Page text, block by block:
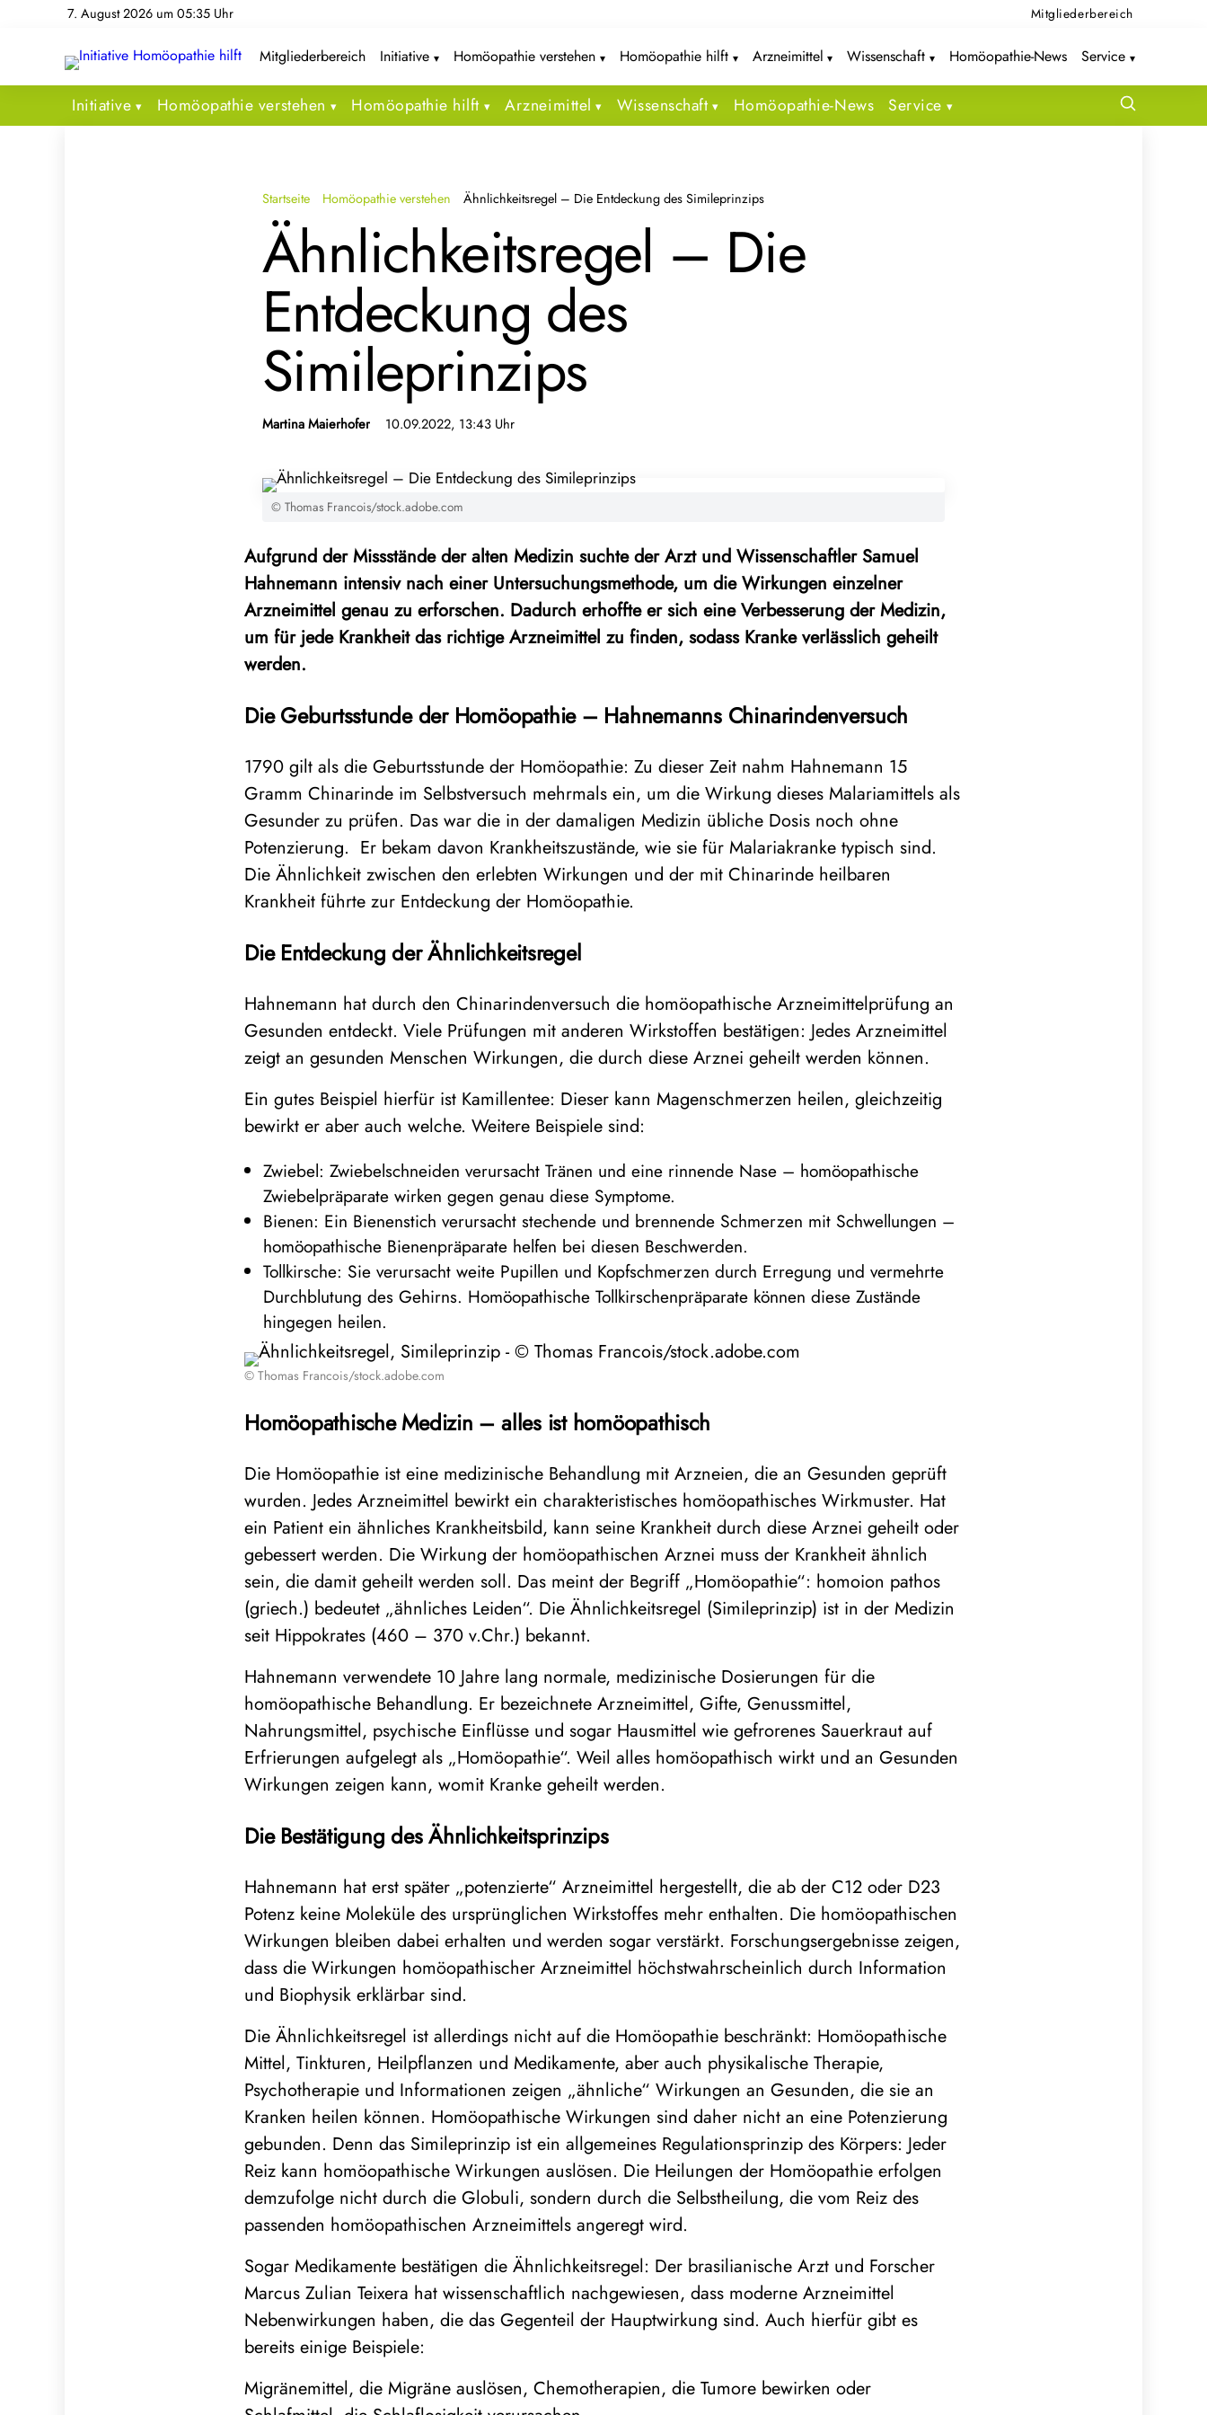
7. August 2026 um 05:35 Uhr Mitgliederbereich
Mitgliederbereich Initiative Homöopathie verstehen Homöopathie hilft Arzneimittel Wissenschaft Homöopathie-News Service
Initiative Homöopathie verstehen Homöopathie hilft Arzneimittel Wissenschaft Homöopathie-News Service
Startseite Homöopathie verstehen Ähnlichkeitsregel – Die Entdeckung des Simileprinzips
Ähnlichkeitsregel – Die
Entdeckung des
Simileprinzips
Martina Maierhofer 10.09.2022, 13:43 Uhr
© Thomas Francois/stock.adobe.com
Aufgrund der Missstände der alten Medizin suchte der Arzt und Wissenschaftler Samuel
Hahnemann intensiv nach einer Untersuchungsmethode, um die Wirkungen einzelner
Arzneimittel genau zu erforschen. Dadurch erhoffte er sich eine Verbesserung der Medizin,
um für jede Krankheit das richtige Arzneimittel zu finden, sodass Kranke verlässlich geheilt
werden.
Die Geburtsstunde der Homöopathie – Hahnemanns Chinarindenversuch
1790 gilt als die Geburtsstunde der Homöopathie: Zu dieser Zeit nahm Hahnemann 15
Gramm Chinarinde im Selbstversuch mehrmals ein, um die Wirkung dieses Malariamittels als
Gesunder zu prüfen. Das war die in der damaligen Medizin übliche Dosis noch ohne
Potenzierung. Er bekam davon Krankheitszustände, wie sie für Malariakranke typisch sind.
Die Ähnlichkeit zwischen den erlebten Wirkungen und der mit Chinarinde heilbaren
Krankheit führte zur Entdeckung der Homöopathie.
Die Entdeckung der Ähnlichkeitsregel
Hahnemann hat durch den Chinarindenversuch die homöopathische Arzneimittelprüfung an
Gesunden entdeckt. Viele Prüfungen mit anderen Wirkstoffen bestätigen: Jedes Arzneimittel
zeigt an gesunden Menschen Wirkungen, die durch diese Arznei geheilt werden können.
Ein gutes Beispiel hierfür ist Kamillentee: Dieser kann Magenschmerzen heilen, gleichzeitig
bewirkt er aber auch welche. Weitere Beispiele sind:
Zwiebel: Zwiebelschneiden verursacht Tränen und eine rinnende Nase – homöopathische
Zwiebelpräparate wirken gegen genau diese Symptome.
Bienen: Ein Bienenstich verursacht stechende und brennende Schmerzen mit Schwellungen –
homöopathische Bienenpräparate helfen bei diesen Beschwerden.
Tollkirsche: Sie verursacht weite Pupillen und Kopfschmerzen durch Erregung und vermehrte
Durchblutung des Gehirns. Homöopathische Tollkirschenpräparate können diese Zustände
hingegen heilen.
© Thomas Francois/stock.adobe.com
Homöopathische Medizin – alles ist homöopathisch
Die Homöopathie ist eine medizinische Behandlung mit Arzneien, die an Gesunden geprüft
wurden. Jedes Arzneimittel bewirkt ein charakteristisches homöopathisches Wirkmuster. Hat
ein Patient ein ähnliches Krankheitsbild, kann seine Krankheit durch diese Arznei geheilt oder
gebessert werden. Die Wirkung der homöopathischen Arznei muss der Krankheit ähnlich
sein, die damit geheilt werden soll. Das meint der Begriff „Homöopathie“: homoion pathos
(griech.) bedeutet „ähnliches Leiden“. Die Ähnlichkeitsregel (Simileprinzip) ist in der Medizin
seit Hippokrates (460 – 370 v.Chr.) bekannt.
Hahnemann verwendete 10 Jahre lang normale, medizinische Dosierungen für die
homöopathische Behandlung. Er bezeichnete Arzneimittel, Gifte, Genussmittel,
Nahrungsmittel, psychische Einflüsse und sogar Hausmittel wie gefrorenes Sauerkraut auf
Erfrierungen aufgelegt als „Homöopathie“. Weil alles homöopathisch wirkt und an Gesunden
Wirkungen zeigen kann, womit Kranke geheilt werden.
Die Bestätigung des Ähnlichkeitsprinzips
Hahnemann hat erst später „potenzierte“ Arzneimittel hergestellt, die ab der C12 oder D23
Potenz keine Moleküle des ursprünglichen Wirkstoffes mehr enthalten. Die homöopathischen
Wirkungen bleiben dabei erhalten und werden sogar verstärkt. Forschungsergebnisse zeigen,
dass die Wirkungen homöopathischer Arzneimittel höchstwahrscheinlich durch Information
und Biophysik erklärbar sind.
Die Ähnlichkeitsregel ist allerdings nicht auf die Homöopathie beschränkt: Homöopathische
Mittel, Tinkturen, Heilpflanzen und Medikamente, aber auch physikalische Therapie,
Psychotherapie und Informationen zeigen „ähnliche“ Wirkungen an Gesunden, die sie an
Kranken heilen können. Homöopathische Wirkungen sind daher nicht an eine Potenzierung
gebunden. Denn das Simileprinzip ist ein allgemeines Regulationsprinzip des Körpers: Jeder
Reiz kann homöopathische Wirkungen auslösen. Die Heilungen der Homöopathie erfolgen
demzufolge nicht durch die Globuli, sondern durch die Selbstheilung, die vom Reiz des
passenden homöopathischen Arzneimittels angeregt wird.
Sogar Medikamente bestätigen die Ähnlichkeitsregel: Der brasilianische Arzt und Forscher
Marcus Zulian Teixera hat wissenschaftlich nachgewiesen, dass moderne Arzneimittel
Nebenwirkungen haben, die das Gegenteil der Hauptwirkung sind. Auch hierfür gibt es
bereits einige Beispiele:
Migränemittel, die Migräne auslösen, Chemotherapien, die Tumore bewirken oder